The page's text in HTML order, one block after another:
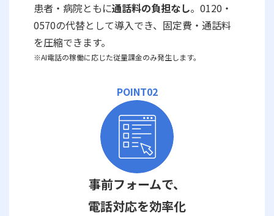
患者・病院ともに通話料の負担なし。0120・
0570の代替として導入でき、固定費・通話料
を圧縮できます。
※AI電話の稼働に応じた従量課金のみ発生します。
POINT02
事前フォームで、
電話対応を効率化